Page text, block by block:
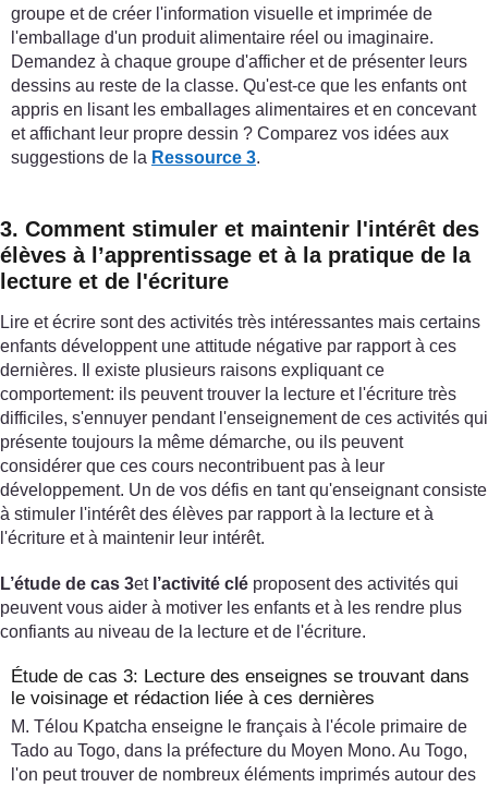
groupe et de créer l'information visuelle et imprimée de
l'emballage d'un produit alimentaire réel ou imaginaire.
Demandez à chaque groupe d'afficher et de présenter leurs
dessins au reste de la classe. Qu'est-ce que les enfants ont
appris en lisant les emballages alimentaires et en concevant
et affichant leur propre dessin ? Comparez vos idées aux
suggestions de la Ressource 3.
3. Comment stimuler et maintenir l'intérêt des
élèves à l’apprentissage et à la pratique de la
lecture et de l'écriture
Lire et écrire sont des activités très intéressantes mais certains
enfants développent une attitude négative par rapport à ces
dernières. Il existe plusieurs raisons expliquant ce
comportement: ils peuvent trouver la lecture et l'écriture très
difficiles, s'ennuyer pendant l'enseignement de ces activités qui
présente toujours la même démarche, ou ils peuvent
considérer que ces cours necontribuent pas à leur
développement. Un de vos défis en tant qu'enseignant consiste
à stimuler l'intérêt des élèves par rapport à la lecture et à
l'écriture et à maintenir leur intérêt.
L’étude de cas 3et l’activité clé proposent des activités qui
peuvent vous aider à motiver les enfants et à les rendre plus
confiants au niveau de la lecture et de l'écriture.
Étude de cas 3: Lecture des enseignes se trouvant dans
le voisinage et rédaction liée à ces dernières
M. Télou Kpatcha enseigne le français à l'école primaire de
Tado au Togo, dans la préfecture du Moyen Mono. Au Togo,
l'on peut trouver de nombreux éléments imprimés autour des